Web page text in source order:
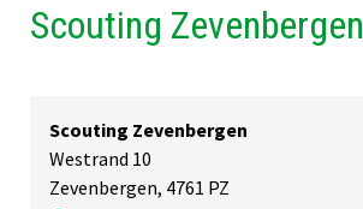
Scouting Zevenbergen
Scouting Zevenbergen
Westrand 10
Zevenbergen, 4761 PZ